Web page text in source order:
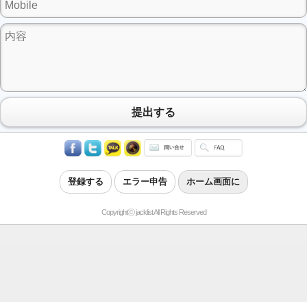
提出する
登録する エラー申告 ホーム画面に
Copyrightⓒ jacklist All Rights Reserved